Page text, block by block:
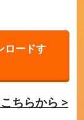
ロードす
ちらから >